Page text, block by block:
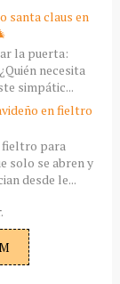
santa claus en
la puerta:
necesita
simpátic...
en fieltro
fieltro para
solo se abren y
desde le...
.